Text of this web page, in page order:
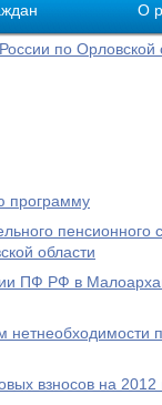
О
по Орловской
программу
области
ПФ РФ в
взносов на 2012